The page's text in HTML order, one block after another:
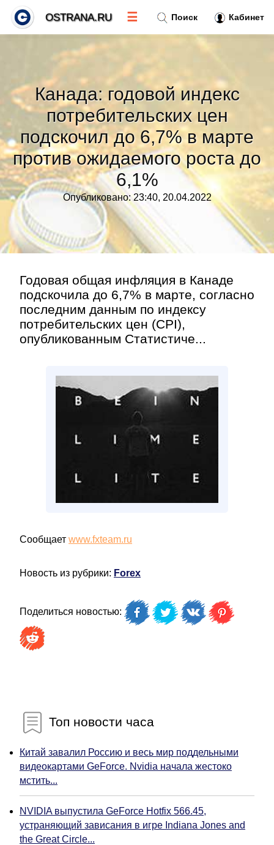
Канада: годовой индекс
потребительских цен
подскочил до 6,7% в марте
против ожидаемого роста до
6,1%
Опубликовано: 23:40, 20.04.2022
Годовая общая инфляция в Канаде
подскочила до 6,7% в марте, согласно
последним данным по индексу
потребительских цен (CPI),
опубликованным Статистиче...
Сообщает www.fxteam.ru
Новость из рубрики: Forex
Поделиться новостью:
Топ новости часа
Китай завалил Россию и весь мир поддельными
видеокартами GeForce. Nvidia начала жестоко
мстить...
NVIDIA выпустила GeForce Hotfix 566.45,
устраняющий зависания в игре Indiana Jones and
the Great Circle...
Поиск Кабинет
OSTRANA.RU ☰
Тренды новостей»
Рубрики»
Правила
Контакт